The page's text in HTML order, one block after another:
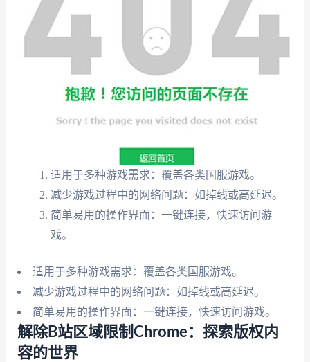
适用于多种游戏需求：覆盖各类国服游戏。
减少游戏过程中的网络问题：如掉线或高延迟。
简单易用的操作界面：一键连接，快速访问游
戏。
适用于多种游戏需求：覆盖各类国服游戏。
减少游戏过程中的网络问题：如掉线或高延迟。
简单易用的操作界面：一键连接，快速访问游戏。
解除B站区域限制Chrome：探索版权内
容的世界